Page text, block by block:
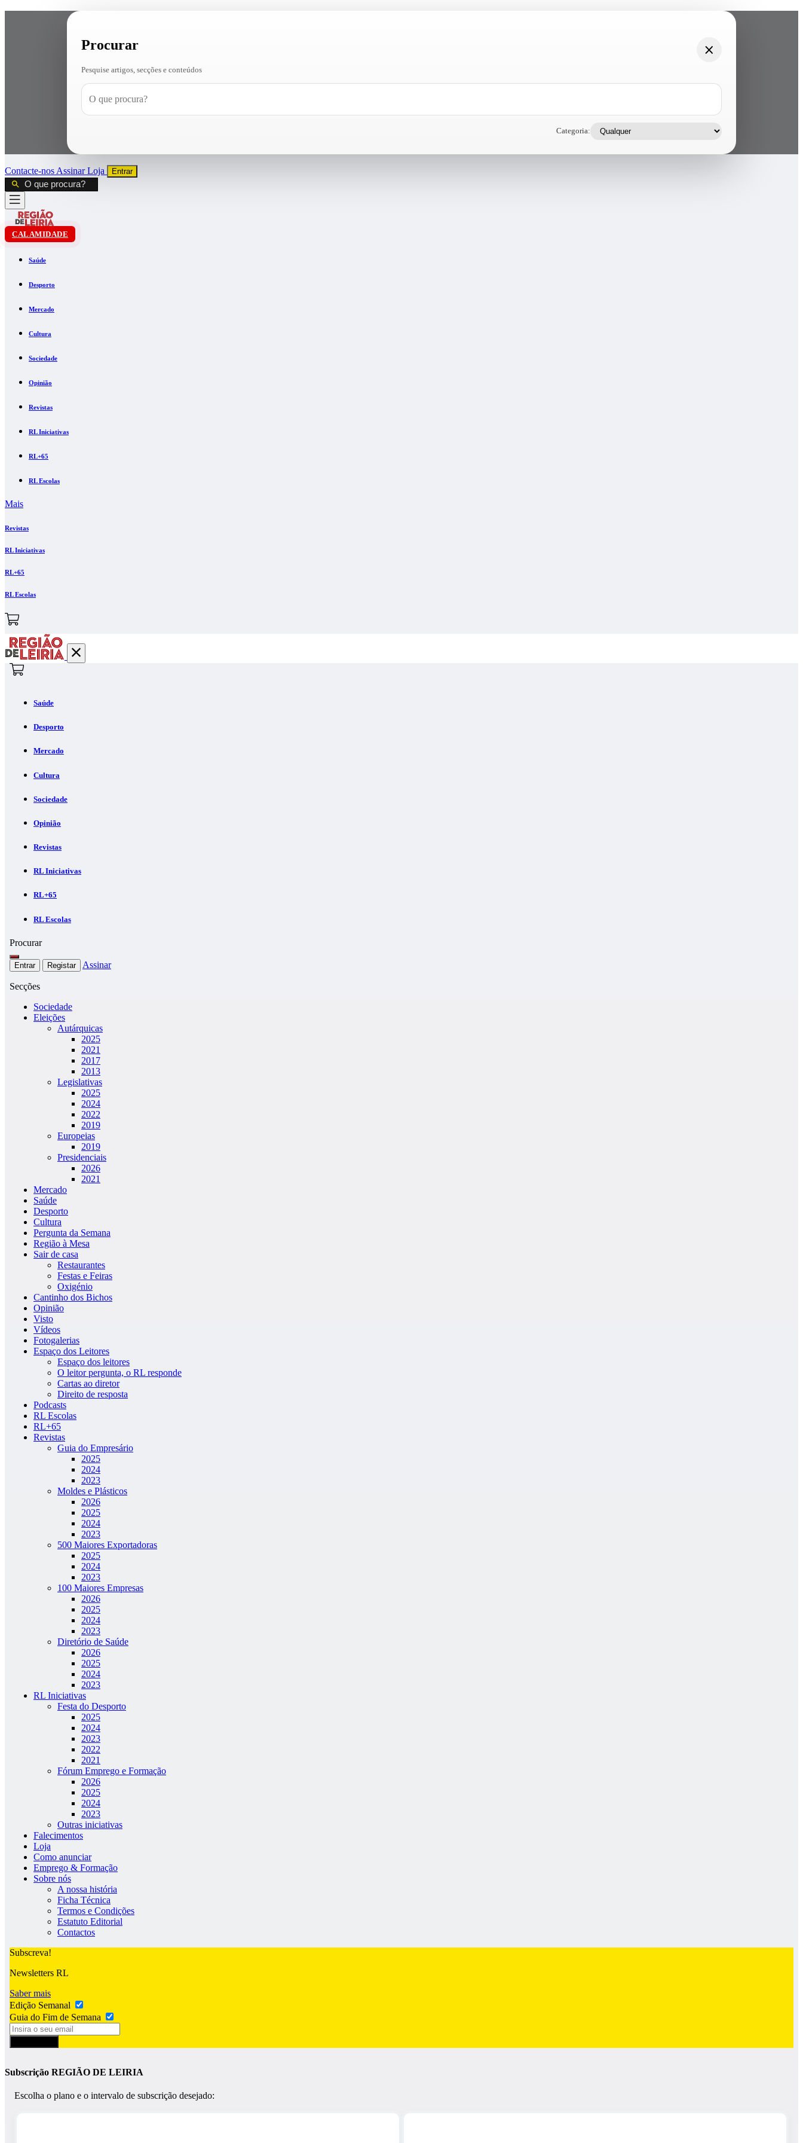
Procurar
Pesquise artigos, secções e conteúdos
Categoria:
Contacte-nos AssinarLoja Entrar
CALAMIDADE
Saúde
Desporto
Mercado
Cultura
Sociedade
Opinião
Revistas
RL Iniciativas
RL+65
RL Escolas
Mais
Revistas
RL Iniciativas
RL+65
RL Escolas
Saúde
Desporto
Mercado
Cultura
Sociedade
Opinião
Revistas
RL Iniciativas
RL+65
RL Escolas
Procurar
Entrar Registar Assinar
Secções
Sociedade
Eleições
Autárquicas
2025
2021
2017
2013
Legislativas
2025
2024
2022
2019
Europeias
2019
Presidenciais
2026
2021
Mercado
Saúde
Desporto
Cultura
Pergunta da Semana
Região à Mesa
Sair de casa
Restaurantes
Festas e Feiras
Oxigénio
Cantinho dos Bichos
Opinião
Visto
Vídeos
Fotogalerias
Espaço dos Leitores
Espaço dos leitores
O leitor pergunta, o RL responde
Cartas ao diretor
Direito de resposta
Podcasts
RL Escolas
RL+65
Revistas
Guia do Empresário
2025
2024
2023
Moldes e Plásticos
2026
2025
2024
2023
500 Maiores Exportadoras
2025
2024
2023
100 Maiores Empresas
2026
2025
2024
2023
Diretório de Saúde
2026
2025
2024
2023
RL Iniciativas
Festa do Desporto
2025
2024
2023
2022
2021
Fórum Emprego e Formação
2026
2025
2024
2023
Outras iniciativas
Falecimentos
Loja
Como anunciar
Emprego & Formação
Sobre nós
A nossa história
Ficha Técnica
Termos e Condições
Estatuto Editorial
Contactos
Subscreva!
Newsletters RL
Saber mais
Edição Semanal
Guia do Fim de Semana
Subscrição REGIÃO DE LEIRIA
Escolha o plano e o intervalo de subscrição desejado: